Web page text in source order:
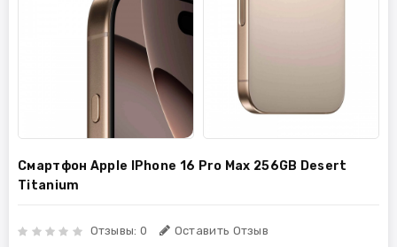
Смартфон Apple IPhone 16 Pro Max 256GB Desert
Titanium
Отзывы: 0 Оставить Отзыв